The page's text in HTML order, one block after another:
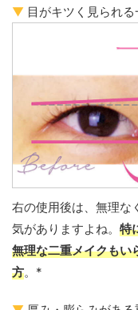
▼ 目がキツく見られる
右の使用後は、無理な
気がありますよね。 特
無理な二重メイクもい
方。*